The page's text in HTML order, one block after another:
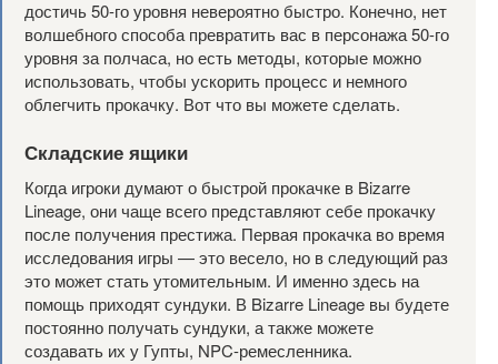
достичь 50-го уровня невероятно быстро. Конечно, нет
волшебного способа превратить вас в персонажа 50-го
уровня за полчаса, но есть методы, которые можно
использовать, чтобы ускорить процесс и немного
облегчить прокачку. Вот что вы можете сделать.
Складские ящики
Когда игроки думают о быстрой прокачке в Bizarre
Lineage, они чаще всего представляют себе прокачку
после получения престижа. Первая прокачка во время
исследования игры — это весело, но в следующий раз
это может стать утомительным. И именно здесь на
помощь приходят сундуки. В Bizarre Lineage вы будете
постоянно получать сундуки, а также можете
создавать их у Гупты, NPC-ремесленника.